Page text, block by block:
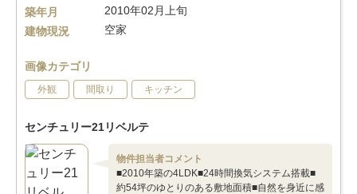
築年月
2010年02月上旬
建物現況
空家
画像カテゴリ
外観 間取り キッチン
センチュリー21リベルテ
物件担当者コメント
■2010年築の4LDK■24時間換気システム搭載■
約54坪のゆとりのある敷地面積■自然を身近に感